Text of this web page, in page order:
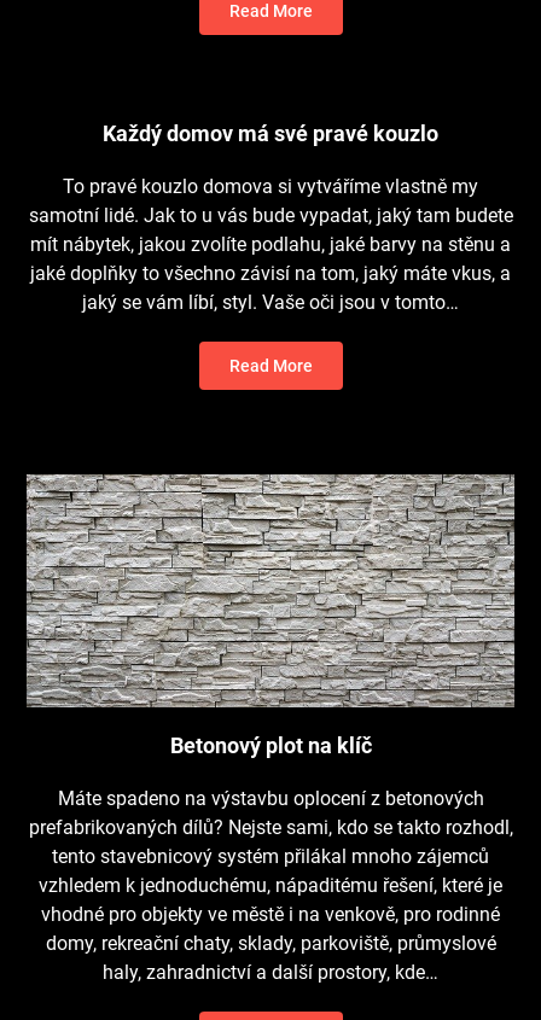
Read More
Každý domov má své pravé kouzlo
To pravé kouzlo domova si vytváříme vlastně my
samotní lidé. Jak to u vás bude vypadat, jaký tam budete
mít nábytek, jakou zvolíte podlahu, jaké barvy na stěnu a
jaké doplňky to všechno závisí na tom, jaký máte vkus, a
jaký se vám líbí, styl. Vaše oči jsou v tomto…
Read More
Betonový plot na klíč
Máte spadeno na výstavbu oplocení z betonových
prefabrikovaných dílů? Nejste sami, kdo se takto rozhodl,
tento stavebnicový systém přilákal mnoho zájemců
vzhledem k jednoduchému, nápaditému řešení, které je
vhodné pro objekty ve městě i na venkově, pro rodinné
domy, rekreační chaty, sklady, parkoviště, průmyslové
haly, zahradnictví a další prostory, kde…